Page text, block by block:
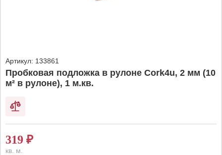
Артикул: 133861
Пробковая подложка в рулоне Cork4u, 2 мм (10
м² в рулоне), 1 м.кв.
319 ₽
кв. м.